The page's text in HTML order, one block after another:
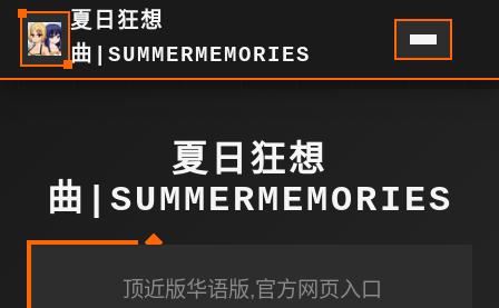
夏日狂想
曲|SUMMERMEMORIES
夏日狂想
曲|SUMMERMEMORIES
顶近版华语版,官方网页入口